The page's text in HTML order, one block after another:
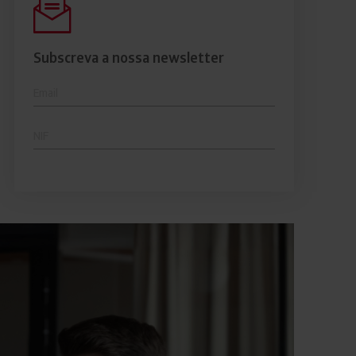
comerciais e analisar o risco de incumprimento dos
seus clientes.
Subscreva a nossa newsletter